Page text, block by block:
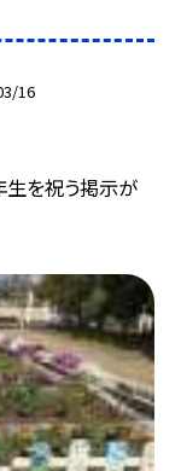
16
生を祝う掲示が